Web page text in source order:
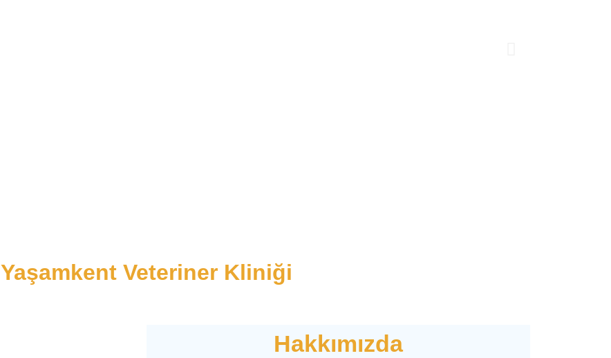
Yaşamkent Veteriner Kliniği
Hakkımızda